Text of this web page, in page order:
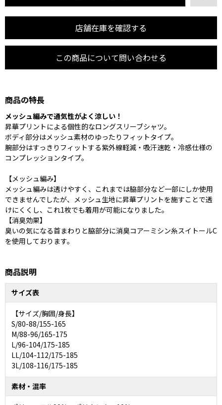
店舗在庫を確認する
この商品について問い合わせる
商品の特長
メッシュ編みで通気性がよく涼しい！
昇華プリントによる個性的なロングスリーブシャツ。
ボディ部分はメッシュ素材のゆったりフィットタイプ。
腕部分はすっきりフィットする紫外線軽減・吸汗速乾・冷感仕様の
コンプレッションタイプ。
【メッシュ編み】
メッシュ編みは透けやすく、これまでは脇部分など一部にしか使用
できませんでしたが、メッシュ生地に昇華プリントを施すことで透
けにくくし、これ1枚でも着用が可能になりました。
【消臭効果】
臭いの気になる首まわりと脇部分に消臭コアーミシン糸スイトールC
を使用しております。
商品説明
サイズ表
【サイズ/胸囲/身長】
S/80-88/155-165
M/88-96/165-175
L/96-104/175-185
LL/104-112/175-185
3L/108-116/175-185
素材・混率